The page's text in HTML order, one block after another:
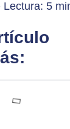
Lectura: 5